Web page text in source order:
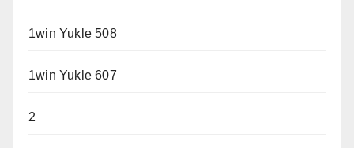
1win Yukle 508
1win Yukle 607
2